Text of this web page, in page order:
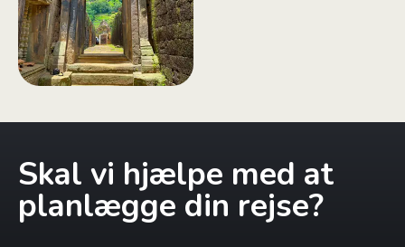
Skal vi hjælpe med at
planlægge din rejse?